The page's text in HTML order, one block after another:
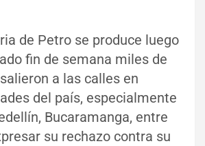
de Petro se produce luego
fin de semana miles de
a las calles en
del país, especialmente
Bucaramanga, entre
su rechazo contra su